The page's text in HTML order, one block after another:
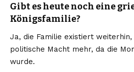
Gibt es heute noch eine
Königsfamilie?
Ja, die Familie existiert
politische Macht mehr, da die
wurde.